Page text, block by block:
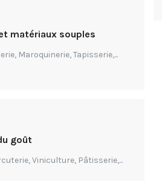
Internationale des
matériaux souples
Maroquinerie, Tapisserie,...
goût
Viniculture, Pâtisserie,...